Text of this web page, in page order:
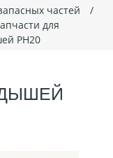
частей
для
PH20